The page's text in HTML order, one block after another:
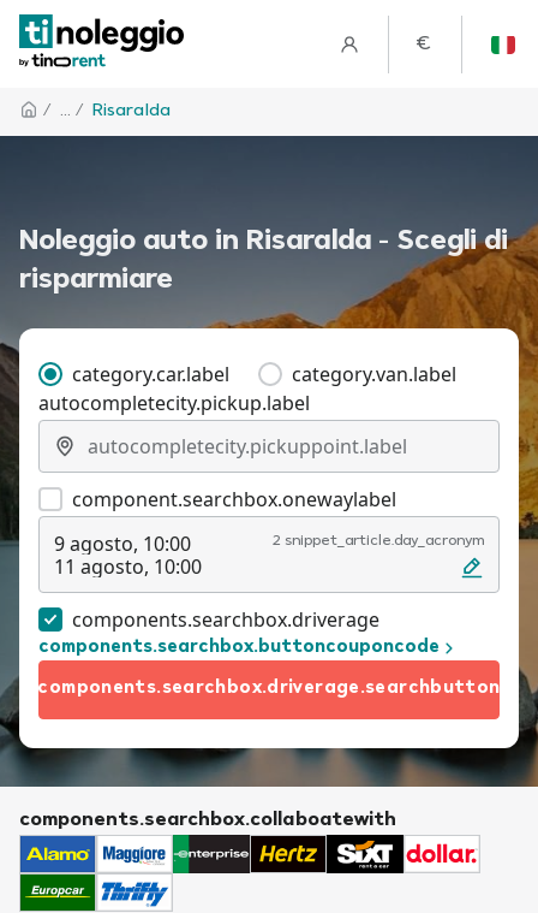
€
/ ... / Risaralda
Noleggio auto in Risaralda - Scegli di
risparmiare
category.car.label
category.van.label
autocompletecity.pickup.label
component.searchbox.onewaylabel
9 agosto, 10:00
11 agosto, 10:00
2 snippet_article.day_acronym
components.searchbox.driverage
components.searchbox.buttoncouponcode
components.searchbox.driverage.searchbutton
components.searchbox.collaboatewith